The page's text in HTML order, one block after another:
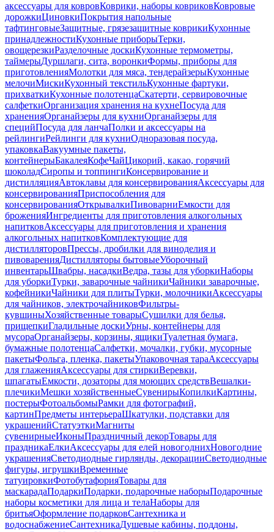
аксессуары для ковровКоврики, наборы ковриковКовровые
дорожкиЦиновкиПокрытия напольные
тафтинговыеЗащитные, грязезащитные коврикиКухонные
принадлежностиКухонные приборыТерки,
овощерезкиРазделочные доскиКухонные термометры,
таймерыДуршлаги, сита, воронкиФормы, приборы для
приготовленияМолотки для мяса, тендерайзерыКухонные
мелочиМискиКухонный текстильКухонные фартуки,
прихваткиКухонные полотенцаСкатерти, сервировочные
салфеткиОрганизация хранения на кухнеПосуда для
храненияОрганайзеры для кухниОрганайзеры для
специйПосуда для ланчаПолки и аксессуары на
рейлингиРейлинги для кухниОдноразовая посуда,
упаковкаВакуумные пакеты,
контейнерыБакалеяКофеЧайЦикорий, какао, горячий
шоколадСиропы и топпингиКонсервирование и
дистилляцияАвтоклавы для консервированияАксессуары для
консервированияПриспособления для
консервированияОткрывалкиПивоварниЕмкости для
броженияИнгредиенты для приготовления алкогольных
напитковАксессуары для приготовления и хранения
алкогольных напитковКомплектующие для
дистилляторовПрессы, дробилки для виноделия и
пивоваренияДистилляторы бытовыеУборочный
инвентарьШвабры, насадкиВедра, тазы для уборкиНаборы
для уборкиТурки, заварочные чайникиЧайники заварочные,
кофейникиЧайники для плитыТурки, молочникиАксессуары
для чайников, электрочайниковФильтры-
кувшиныХозяйственные товарыСушилки для белья,
прищепкиГладильные доскиУрны, контейнеры для
мусораОрганайзеры, корзины, ящикиТуалетная бумага,
бумажные полотенцаСалфетки, мочалки, губки, мусорные
пакетыФольга, пленка, пакетыУпаковочная тараАксессуары
для глаженияАксессуары для стиркиВеревки,
шпагатыЕмкости, дозаторы для моющих средствВешалки-
плечикиМешки хозяйственныеСувенирыКопилкиКартины,
постерыФотоальбомыРамки для фотографий,
картинПредметы интерьераШкатулки, подставки для
украшенийСтатуэткиМагниты
сувенирныеИконыПраздничный декорТовары для
праздникаЕлкиАксессуары для елей новогоднихНовогодние
украшенияСветодиодные гирлянды, декорацииСветодиодные
фигуры, игрушкиВременные
татуировкиФотобутафорияТовары для
маскарадаПодаркиПодарки, подарочные наборыПодарочные
наборы косметики для лица и телаНаборы для
бритьяОформление подарковСантехника и
водоснабжениеСантехникаДушевые кабины, поддоны,